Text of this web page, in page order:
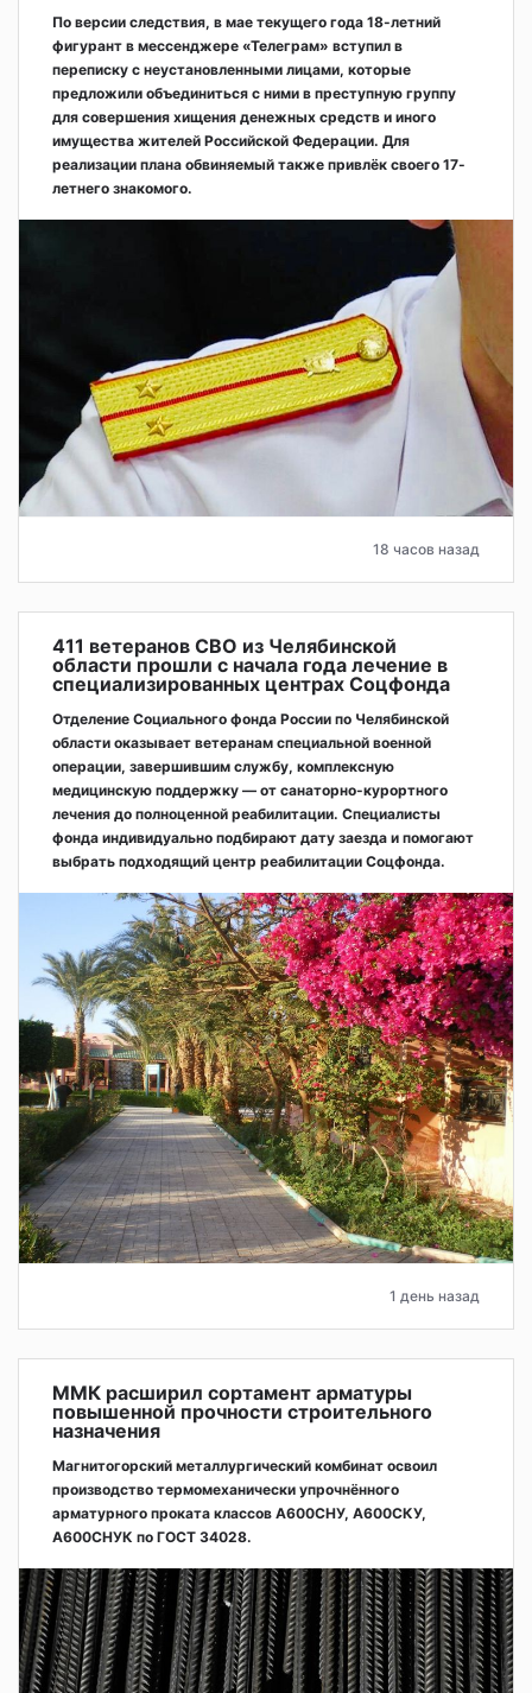
По версии следствия, в мае текущего года 18-летний
фигурант в мессенджере «Телеграм» вступил в
переписку с неустановленными лицами, которые
предложили объединиться с ними в преступную группу
для совершения хищения денежных средств и иного
имущества жителей Российской Федерации. Для
реализации плана обвиняемый также привлёк своего 17-
летнего знакомого.
18 часов назад
411 ветеранов СВО из Челябинской
области прошли с начала года лечение в
специализированных центрах Соцфонда
Отделение Социального фонда России по Челябинской
области оказывает ветеранам специальной военной
операции, завершившим службу, комплексную
медицинскую поддержку — от санаторно-курортного
лечения до полноценной реабилитации. Специалисты
фонда индивидуально подбирают дату заезда и помогают
выбрать подходящий центр реабилитации Соцфонда.
1 день назад
ММК расширил сортамент арматуры
повышенной прочности строительного
назначения
Магнитогорский металлургический комбинат освоил
производство термомеханически упрочнённого
арматурного проката классов А600СНУ, А600СКУ,
А600СНУК по ГОСТ 34028.